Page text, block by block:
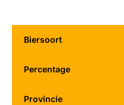
Biersoort
Percentage
Provincie